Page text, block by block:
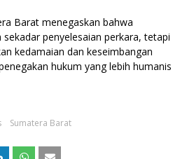
Barat menegaskan bahwa
sekadar penyelesaian perkara, tetapi
kedamaian dan keseimbangan
hukum yang lebih humanis
Sumatera Barat